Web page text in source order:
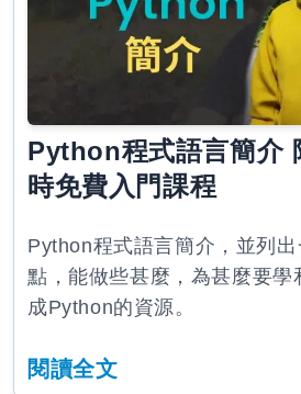
Python程式語言簡介
時免費入門課程
Python程式語言簡介，並列
點，能做些甚麼，為甚麼要學
成Python的資源。
閱讀全文